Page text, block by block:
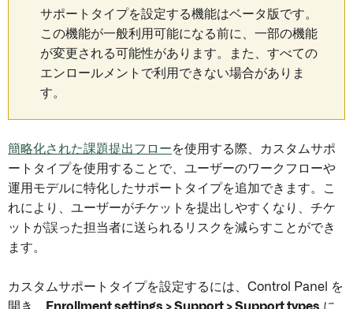
サポートタイプを設定する機能はベータ版です。
この機能が一般利用可能になる前に、一部の機能
が変更される可能性があります。また、すべての
エンロールメントで利用できない場合がありま
す。
簡略化された課題提出フローを使用する際、カスタムサポ
ートタイプを使用することで、ユーザーのワークフローや
運用モデルに特化したサポートタイプを追加できます。こ
れにより、ユーザーがチケットを提出しやすくなり、チケ
ットが誤った担当者に送られるリスクを減らすことができ
ます。
カスタムサポートタイプを設定するには、Control Panel を